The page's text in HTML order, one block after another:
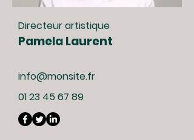
Directeur artistique
Pamela Laurent
info@monsite.fr
01 23 45 67 89